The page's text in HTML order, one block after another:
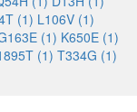
(1) L106V (1)
(1) K650E (1)
(1) T334G (1)